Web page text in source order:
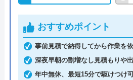
請けに依頼することなく自社
修を受けた有資格者のスタッ
で安心です。
おすすめポイント
事前見積で納得してから作業を
深夜早朝の割増なし見積もりや
年中無休、最短15分で駆けつけ